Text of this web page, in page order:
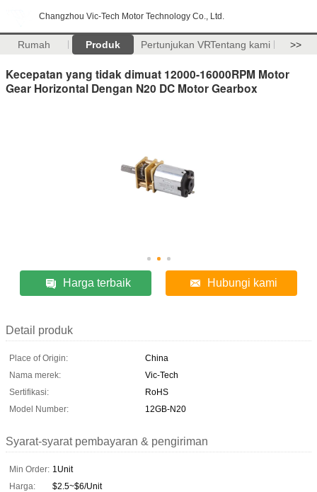
Changzhou Vic-Tech Motor Technology Co., Ltd.
Rumah Produk Pertunjukan VRTentang kami >>
Kecepatan yang tidak dimuat 12000-16000RPM Motor
Gear Horizontal Dengan N20 DC Motor Gearbox
Harga terbaik Hubungi kami
Detail produk
Place of Origin:
China
Nama merek:
Vic-Tech
Sertifikasi:
RoHS
Model Number:
12GB-N20
Syarat-syarat pembayaran & pengiriman
Min Order: 1Unit
Harga:
$2.5~$6/Unit